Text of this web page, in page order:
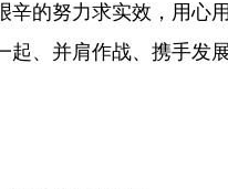
的努力求实效，用心
、并肩作战、携手发